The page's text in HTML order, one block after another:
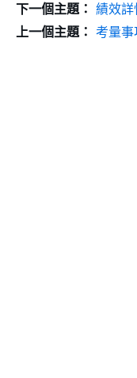
下一個主題： 績效詳
上一個主題： 考量事